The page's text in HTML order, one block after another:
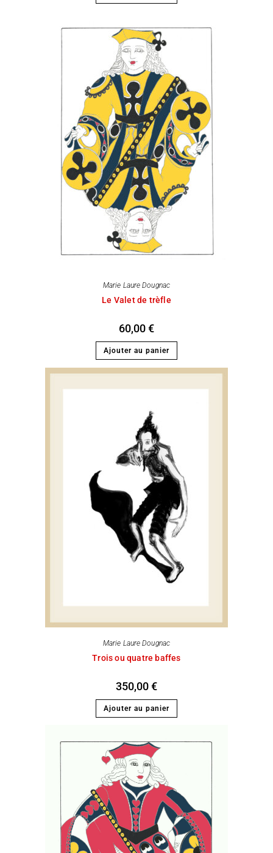
Marie Laure Dougnac
Le Valet de trèfle
60,00€
Ajouter au panier
Marie Laure Dougnac
Trois ou quatre baffes
350,00€
Ajouter au panier